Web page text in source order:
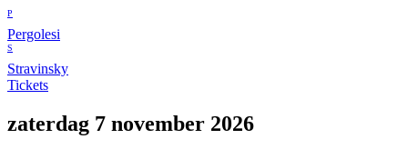
P
Pergolesi
S
Stravinsky
Tickets
zaterdag 7 november 2026